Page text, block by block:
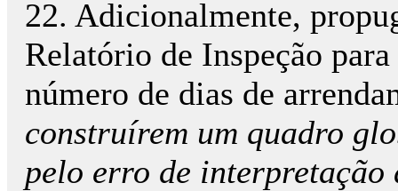
22. Adicionalmente,
Relatório de Inspeção
número de dias de
construírem um quadro
pelo erro de interpretação